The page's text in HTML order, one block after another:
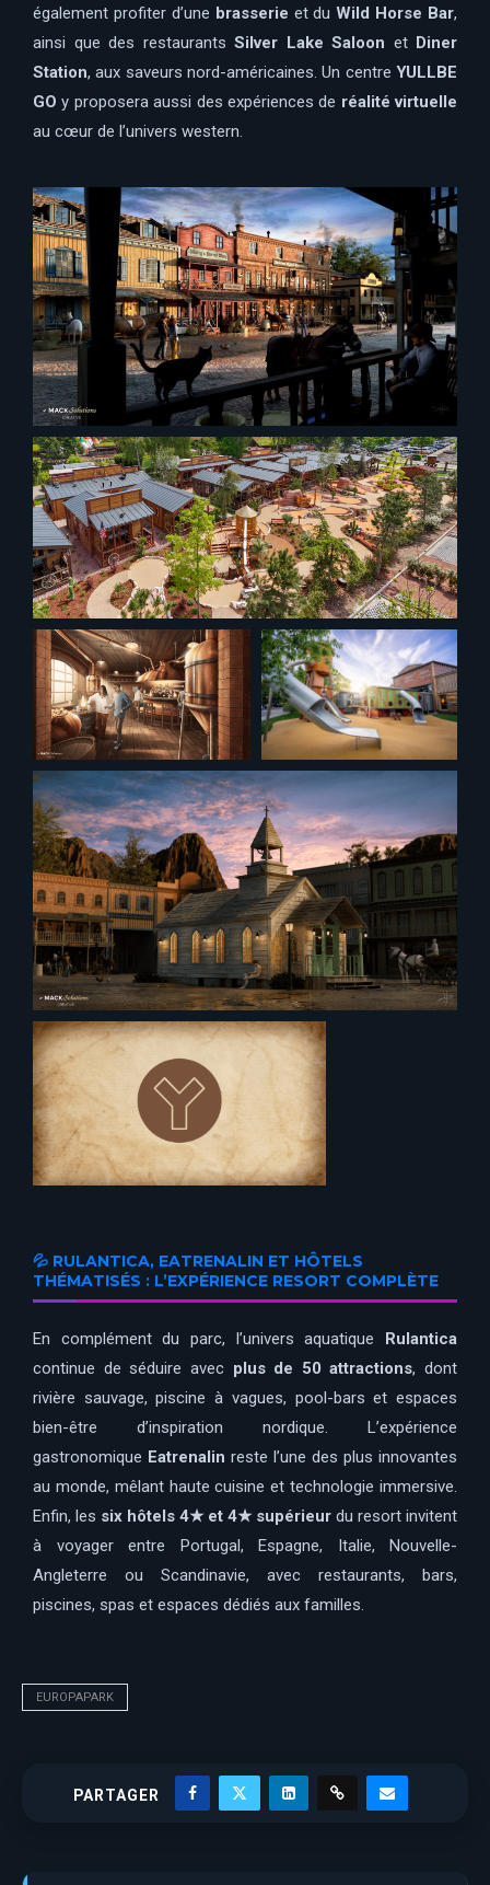
également profiter d’une brasserie et duWild Horse Bar,
ainsi que des restaurants Silver Lake Saloon et Diner
Station, aux saveurs nord-américaines. Un centre YULLBE
GO y proposera aussi des expériences de réalité virtuelle
au cœur de l’univers western.
💦 RULANTICA, EATRENALIN ET HÔTELS
THÉMATISÉS : L’EXPÉRIENCE RESORT COMPLÈTE
En complément du parc, l’univers aquatique Rulantica
continue de séduire avec plus de 50 attractions, dont
rivière sauvage, piscine à vagues, pool-bars et espaces
bien-être d’inspiration nordique. L’expérience
gastronomique Eatrenalin reste l’une des plus innovantes
au monde, mêlant haute cuisine et technologie immersive.
Enfin, les six hôtels 4★ et 4★ supérieur du resort invitent
à voyager entre Portugal, Espagne, Italie, Nouvelle-
Angleterre ou Scandinavie, avec restaurants, bars,
piscines, spas et espaces dédiés aux familles.
EUROPAPARK
PARTAGER